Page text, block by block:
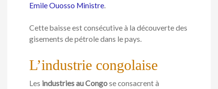
Emile Ouosso Ministre.
Cette baisse est consécutive à la découverte des
gisements de pétrole dans le pays.
L’industrie congolaise
Les industries au Congose consacrent à